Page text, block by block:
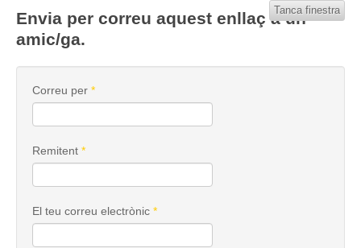
Envia per correu aquest enllaç a un
amic/ga.
Tanca finestra
Correu per *
Remitent *
El teu correu electrònic *